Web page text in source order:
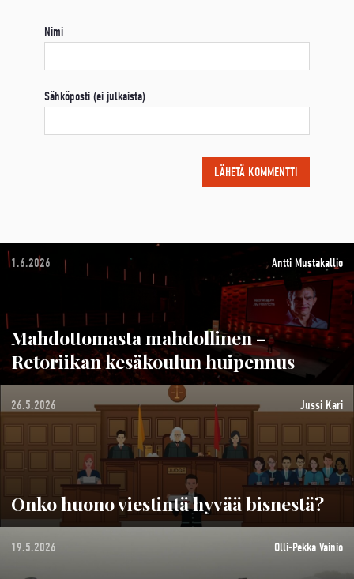
Nimi
Sähköposti (ei julkaista)
1.6.2026 Antti Mustakallio
Mahdottomasta mahdollinen –
Retoriikan kesäkoulun huipennus
26.5.2026 Jussi Kari
Onko huono viestintä hyvää bisnestä?
19.5.2026 Olli-Pekka Vainio